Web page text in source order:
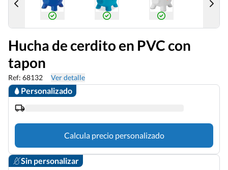
Hucha de cerdito en PVC con
tapon
Ref: 68132 Ver detalle
Personalizado
Calcula precio personalizado
Sin personalizar